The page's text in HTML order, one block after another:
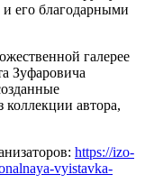
его благодарными
галерее
Зуфаровича
автора,
https://izo-
vyistavka-